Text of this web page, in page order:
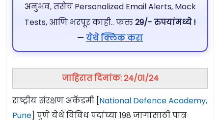
अनुभव, तसेच Personalized Email Alerts, Mock
Tests, आणि भरपूर काही.. फक्त29/- रुपयांमध्ये !
— येथे क्लिक करा
जाहिरात दिनांक: 24/01/24
राष्ट्रीय संरक्षण अकॅडमी [National Defence Academy,
Pune] पुणे येथे विविध पदांच्या 198 जागांसाठी पात्र